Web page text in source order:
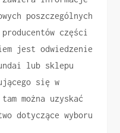
poszczególnych
części
jest odwiedzenie
lub sklepu
się w
można uzyskać
dotyczące wyboru